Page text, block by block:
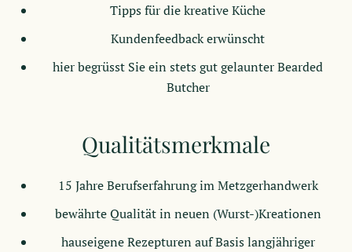
Tipps für die kreative Küche
Kundenfeedback erwünscht
hier begrüsst Sie ein stets gut gelaunter Bearded
Butcher
Qualitätsmerkmale
15 Jahre Berufserfahrung im Metzgerhandwerk
bewährte Qualität in neuen (Wurst-)Kreationen
hauseigene Rezepturen auf Basis langjähriger